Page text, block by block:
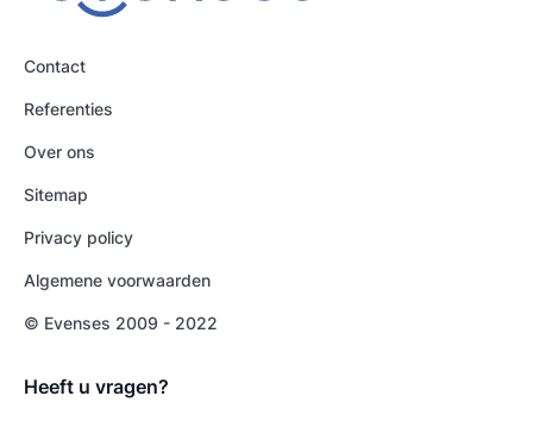
Contact
Referenties
Over ons
Sitemap
Privacy policy
Algemene voorwaarden
© Evenses 2009 - 2022
Heeft u vragen?